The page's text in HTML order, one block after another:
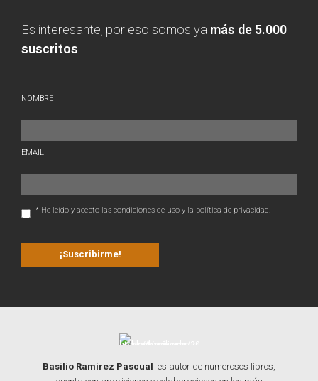
Es interesante, por eso somos ya más de 5.000
suscritos
NOMBRE
EMAIL
* He leído y acepto las condiciones de uso y la política de privacidad.
Basilio Ramírez Pascual
es autor de numerosos libros,